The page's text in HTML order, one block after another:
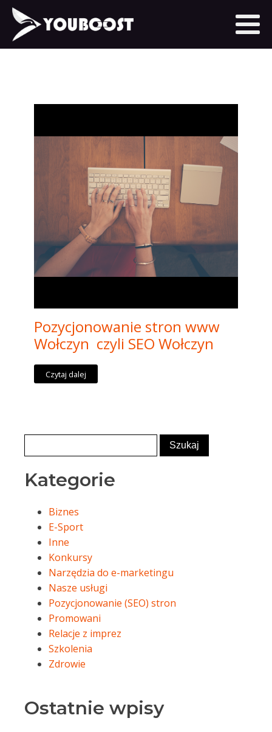
Pozycjonowanie stron www
Wołczyn czyli SEO Wołczyn
Czytaj dalej
Kategorie
Biznes
E-Sport
Inne
Konkursy
Narzędzia do e-marketingu
Nasze usługi
Pozycjonowanie (SEO) stron
Promowani
Relacje z imprez
Szkolenia
Zdrowie
Ostatnie wpisy